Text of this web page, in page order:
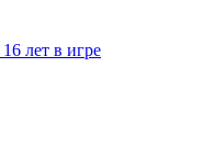
16 лет в игре